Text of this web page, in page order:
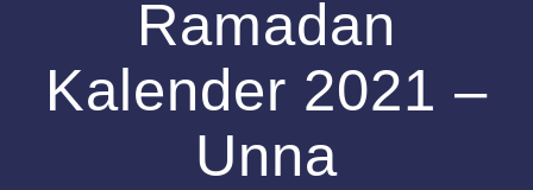
Ramadan
Kalender 2021 –
Unna